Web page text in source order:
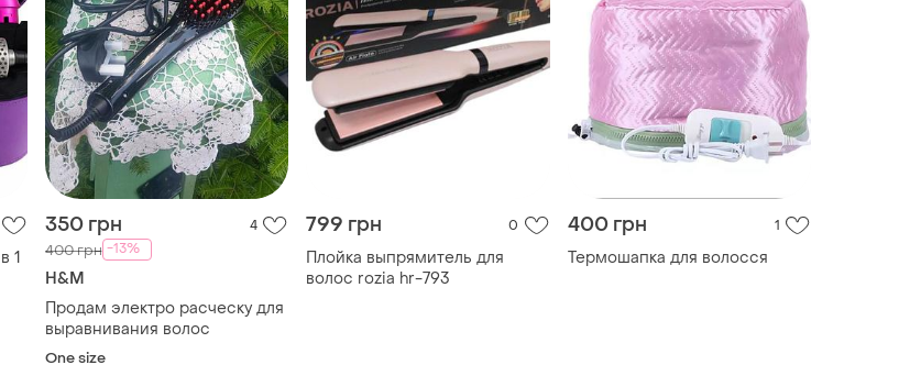
1
350 грн 4
400 грн -13%
H&M
Продам электро расческу для
выравнивания волос
One size
799 грн 0
Плойка выпрямитель для
волос rozia hr-793
400 грн 1
Термошапка для волосся